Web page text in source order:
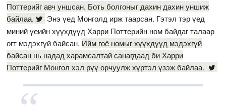
Поттерийг авч уншсан. Боть болгоныг дахин дахин уншиж
байлаа.
Энэ үед Монголд ирж таарсан. Гэтэл тэр үед
миний үеийн хүүхдүүд Харри Поттерийн ном байдаг талаар
огт мэдэхгүй байсан. Ийм гоё номыг хүүхдүүд мэдэхгүй
байсан нь надад харамсалтай санагдаад би Харри
Поттерийг Монгол хэл рүү орчуулж хүртэл үзэж байлаа.